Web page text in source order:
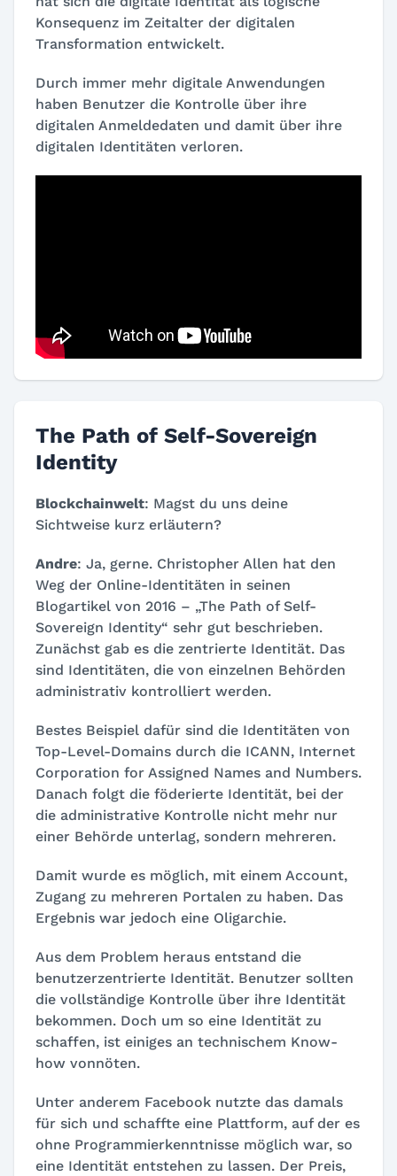
Konsequenz im Zeitalter der digitalen
Transformation entwickelt.
Durch immer mehr digitale Anwendungen
haben Benutzer die Kontrolle über ihre
digitalen Anmeldedaten und damit über ihre
digitalen Identitäten verloren.
The Path of Self-Sovereign
Identity
Blockchainwelt: Magst du uns deine
Sichtweise kurz erläutern?
Andre: Ja, gerne. Christopher Allen hat den
Weg der Online-Identitäten in seinen
Blogartikel von 2016 – „The Path of Self-
Sovereign Identity“ sehr gut beschrieben.
Zunächst gab es die zentrierte Identität. Das
sind Identitäten, die von einzelnen Behörden
administrativ kontrolliert werden.
Bestes Beispiel dafür sind die Identitäten von
Top-Level-Domains durch die ICANN, Internet
Corporation for Assigned Names and Numbers.
Danach folgt die föderierte Identität, bei der
die administrative Kontrolle nicht mehr nur
einer Behörde unterlag, sondern mehreren.
Damit wurde es möglich, mit einem Account,
Zugang zu mehreren Portalen zu haben. Das
Ergebnis war jedoch eine Oligarchie.
Aus dem Problem heraus entstand die
benutzerzentrierte Identität. Benutzer sollten
die vollständige Kontrolle über ihre Identität
bekommen. Doch um so eine Identität zu
schaffen, ist einiges an technischem Know-
how vonnöten.
Unter anderem Facebook nutzte das damals
für sich und schaffte eine Plattform, auf der es
ohne Programmierkenntnisse möglich war, so
eine Identität entstehen zu lassen. Der Preis,